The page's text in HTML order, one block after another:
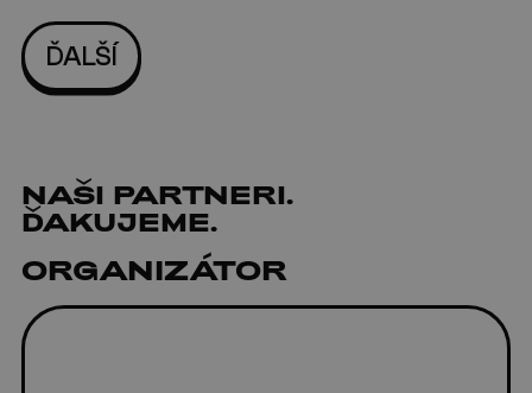
NAŠI PARTNERI.
ĎAKUJEME.
ORGANIZÁTOR